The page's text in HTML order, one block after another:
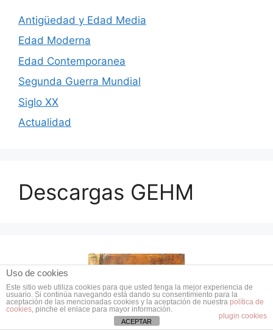
Antigüedad y Edad Media
Edad Moderna
Edad Contemporanea
Segunda Guerra Mundial
Siglo XX
Actualidad
Descargas GEHM
Uso de cookies
Este sitio web utiliza cookies para que usted tenga la mejor experiencia de
usuario. Si continúa navegando está dando su consentimiento para la
aceptación de las mencionadas cookies y la aceptación de nuestra política de
cookies, pinche el enlace para mayor información.
plugin cookies
ACEPTAR